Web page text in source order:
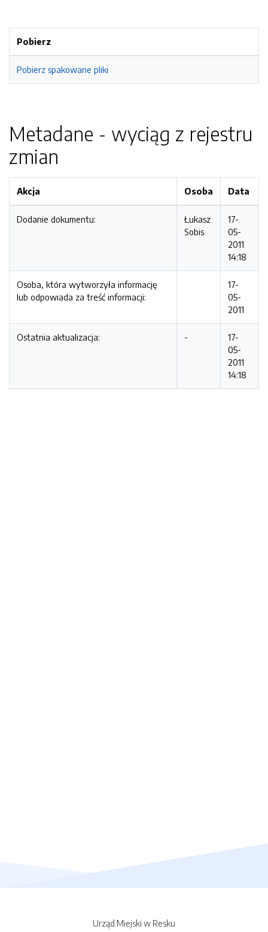
Pobierz
Pobierz spakowane pliki
Metadane - wyciąg z rejestru
zmian
Akcja Osoba Data
Dodanie dokumentu:
Łukasz
Sobis
17-
05-
2011
14:18
Osoba, która wytworzyła informację
lub odpowiada za treść informacji:
17-
05-
2011
Ostatnia aktualizacja: -
17-
05-
2011
14:18
Urząd Miejski w Resku